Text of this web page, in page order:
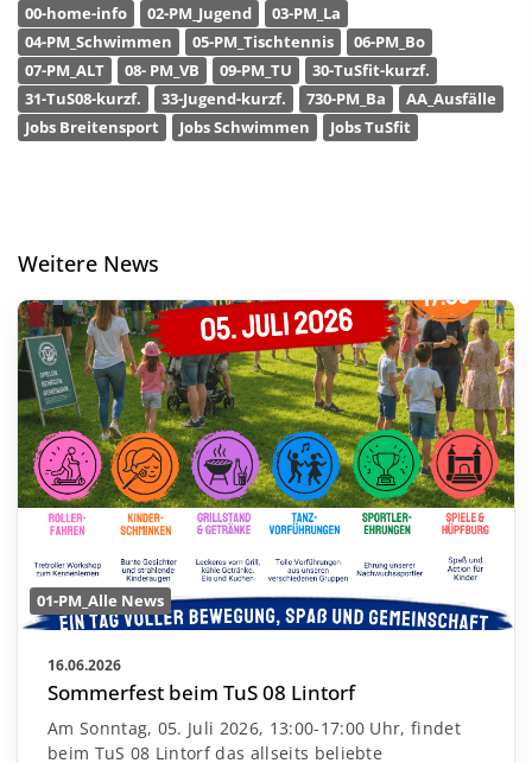
00-home-info 02-PM_Jugend
03-PM_La
04-PM_Schwimmen
05-PM_Tischtennis
06-PM_Bo
07-PM_ALT
08- PM_VB 09-PM_TU
30-TuSfit-kurzf.
31-TuS08-kurzf.
33-Jugend-kurzf. 730-PM_Ba
AA_Ausfälle
Jobs Breitensport
Jobs Schwimmen Jobs TuSfit
Weitere News
01-PM_Alle News
16.06.2026
Sommerfest beim TuS 08 Lintorf
Am Sonntag, 05. Juli 2026, 13:00-17:00 Uhr, findet
beim TuS 08 Lintorf das allseits beliebte